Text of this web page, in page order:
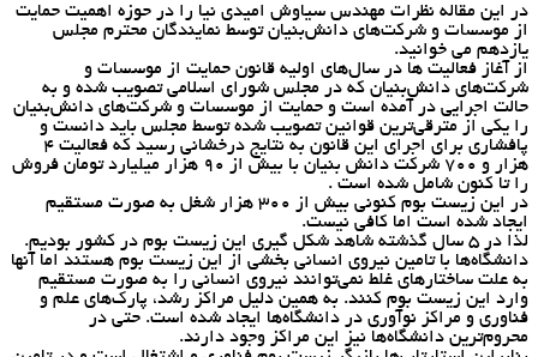
در این مقاله نظرات مهندس سیاوش امیدی نیا را در حوزه اهمیت حمایت
از موسسات و شرکت‌های دانش‌بنیان توسط نمایندگان محترم مجلس
یازدهم می خوانید.
از آغاز فعالیت ها در سال‌های اولیه قانون حمایت از موسسات و
شرکت‌های دانش‌بنیان که در مجلس شورای اسلامی تصویب شده و به
حالت اجرایی در آمده است و حمایت از موسسات و شرکت‌های دانش‌بنیان
را یکی از مترقی‌ترین قوانین تصویب شده توسط مجلس باید دانست و
پافشاری برای اجرای این قانون به نتایج درخشانی رسید که فعالیت ۴
هزار و ۷۰۰ شرکت دانش بنیان با بیش از ۹۰ هزار میلیارد تومان فروش
را تا کنون شامل شده است .
در این زیست بوم کنونی بیش از ۳۰۰ هزار شغل به صورت مستقیم
ایجاد شده است اما کافی نیست.
لذا در ۵ سال گذشته شاهد شکل گیری این زیست بوم در کشور بودیم.
دانشگاه‌ها با تامین نیروی انسانی بخشی از این زیست بوم هستند اما آنها
به علت ساختارهای غلط نمی‌توانند نیروی انسانی را به صورت مستقیم
وارد این زیست بوم کنند. به همین دلیل مراکز رشد، پارک‌های علم و
فناوری و مراکز نوآوری در دانشگاه‌ها ایجاد شده است. حتی در
محروم‌ترین دانشگاه‌ها نیز این مراکز وجود دارند.